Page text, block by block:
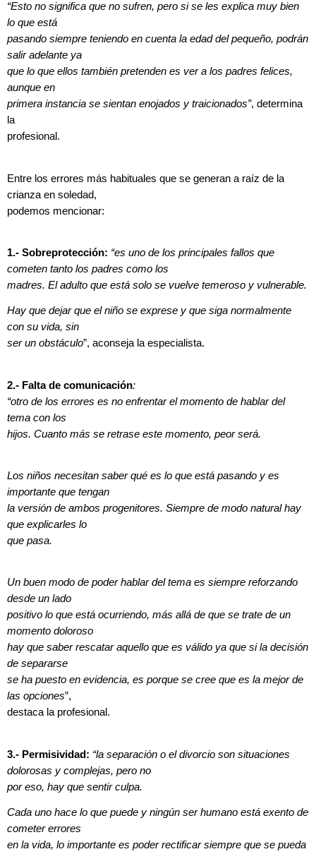
“Esto no significa que no sufren, pero si se les explica muy bien
lo que está
pasando siempre teniendo en cuenta la edad del pequeño, podrán
salir adelante ya
que lo que ellos también pretenden es ver a los padres felices,
aunque en
primera instancia se sientan enojados y traicionados”, determina
la
profesional.
Entre los errores más habituales que se generan a raíz de la
crianza en soledad,
podemos mencionar:
1.- Sobreprotección: “es uno de los principales fallos que
cometen tanto los padres como los
madres. El adulto que está solo se vuelve temeroso y vulnerable.
Hay que dejar que el niño se exprese y que siga normalmente
con su vida, sin
ser un obstáculo”, aconseja la especialista.
2.- Falta de comunicación:
“otro de los errores es no enfrentar el momento de hablar del
tema con los
hijos. Cuanto más se retrase este momento, peor será.
Los niños necesitan saber qué es lo que está pasando y es
importante que tengan
la versión de ambos progenitores. Siempre de modo natural hay
que explicarles lo
que pasa.
Un buen modo de poder hablar del tema es siempre reforzando
desde un lado
positivo lo que está ocurriendo, más allá de que se trate de un
momento doloroso
hay que saber rescatar aquello que es válido ya que si la decisión
de separarse
se ha puesto en evidencia, es porque se cree que es la mejor de
las opciones”,
destaca la profesional.
3.- Permisividad: “la separación o el divorcio son situaciones
dolorosas y complejas, pero no
por eso, hay que sentir culpa.
Cada uno hace lo que puede y ningún ser humano está exento de
cometer errores
en la vida, lo importante es poder rectificar siempre que se pueda